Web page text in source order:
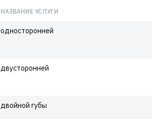
НАЗВАНИЕ УСЛУГИ
односторонней
двусторонней
двойной губы